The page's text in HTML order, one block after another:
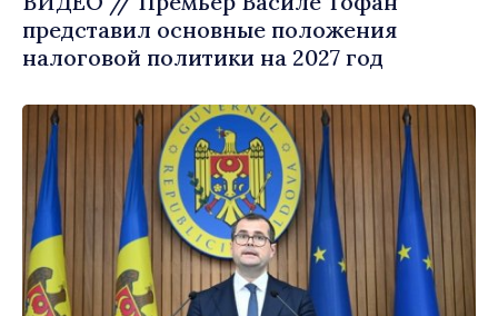
представил основные положения
налоговой политики на 2027 год